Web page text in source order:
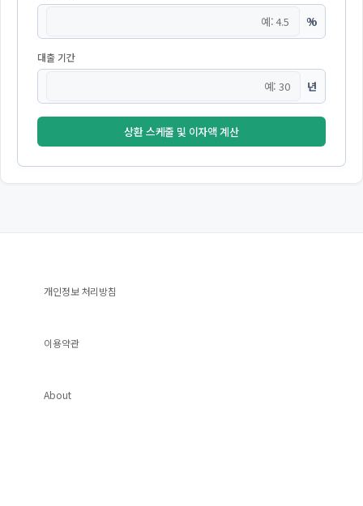
%
대출 기간
년
상환 스케줄 및 이자액 계산
개인정보 처리방침
이용약관
About